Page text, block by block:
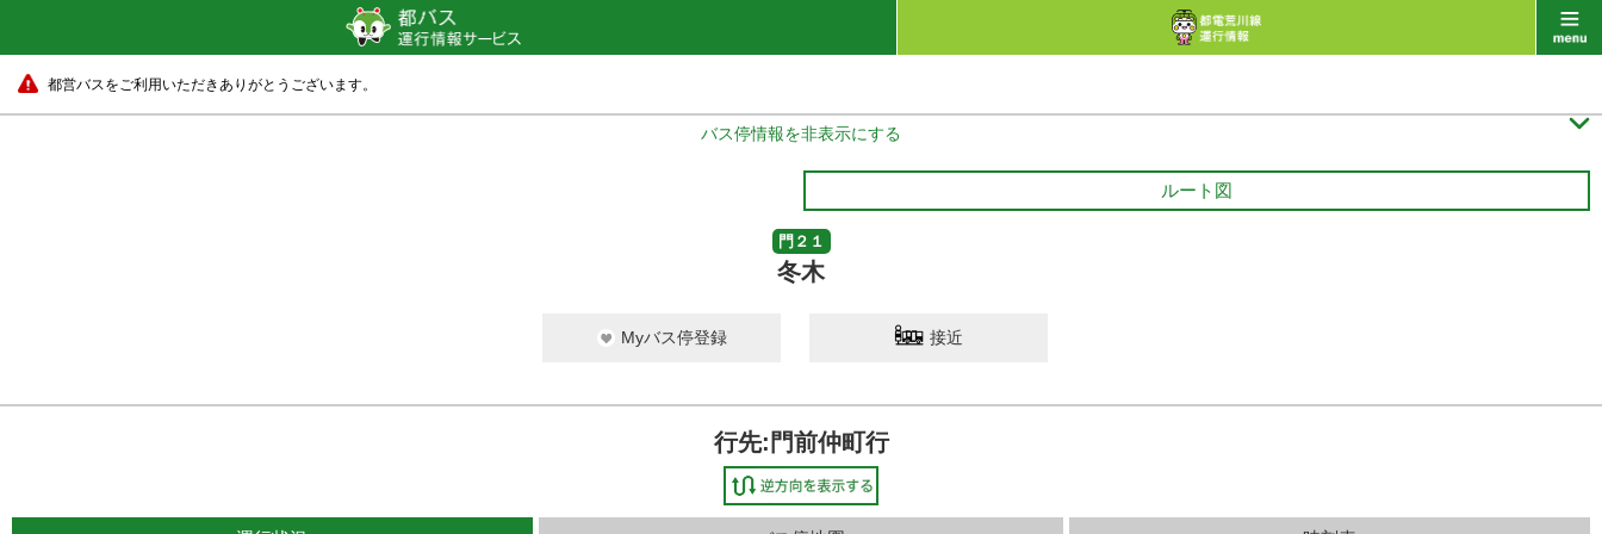
都営バスをご利用いただきありがとうございます。
バス停情報を非表示にする 
ルート図
門２１
冬木
Myバス停登録 接近
行先:門前仲町行